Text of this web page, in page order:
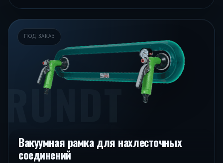
ПОД ЗАКАЗ
RUNDT
Вакуумная рамка для нахлесточных
соединений